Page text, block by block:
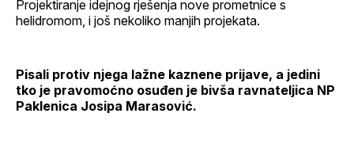
Projektiranje idejnog rješenja nove prometnice s
helidromom, i još nekoliko manjih projekata.
Pisali protiv njega lažne kaznene prijave, a jedini
tko je pravomoćno osuđen je bivša ravnateljica NP
Paklenica Josipa Marasović.